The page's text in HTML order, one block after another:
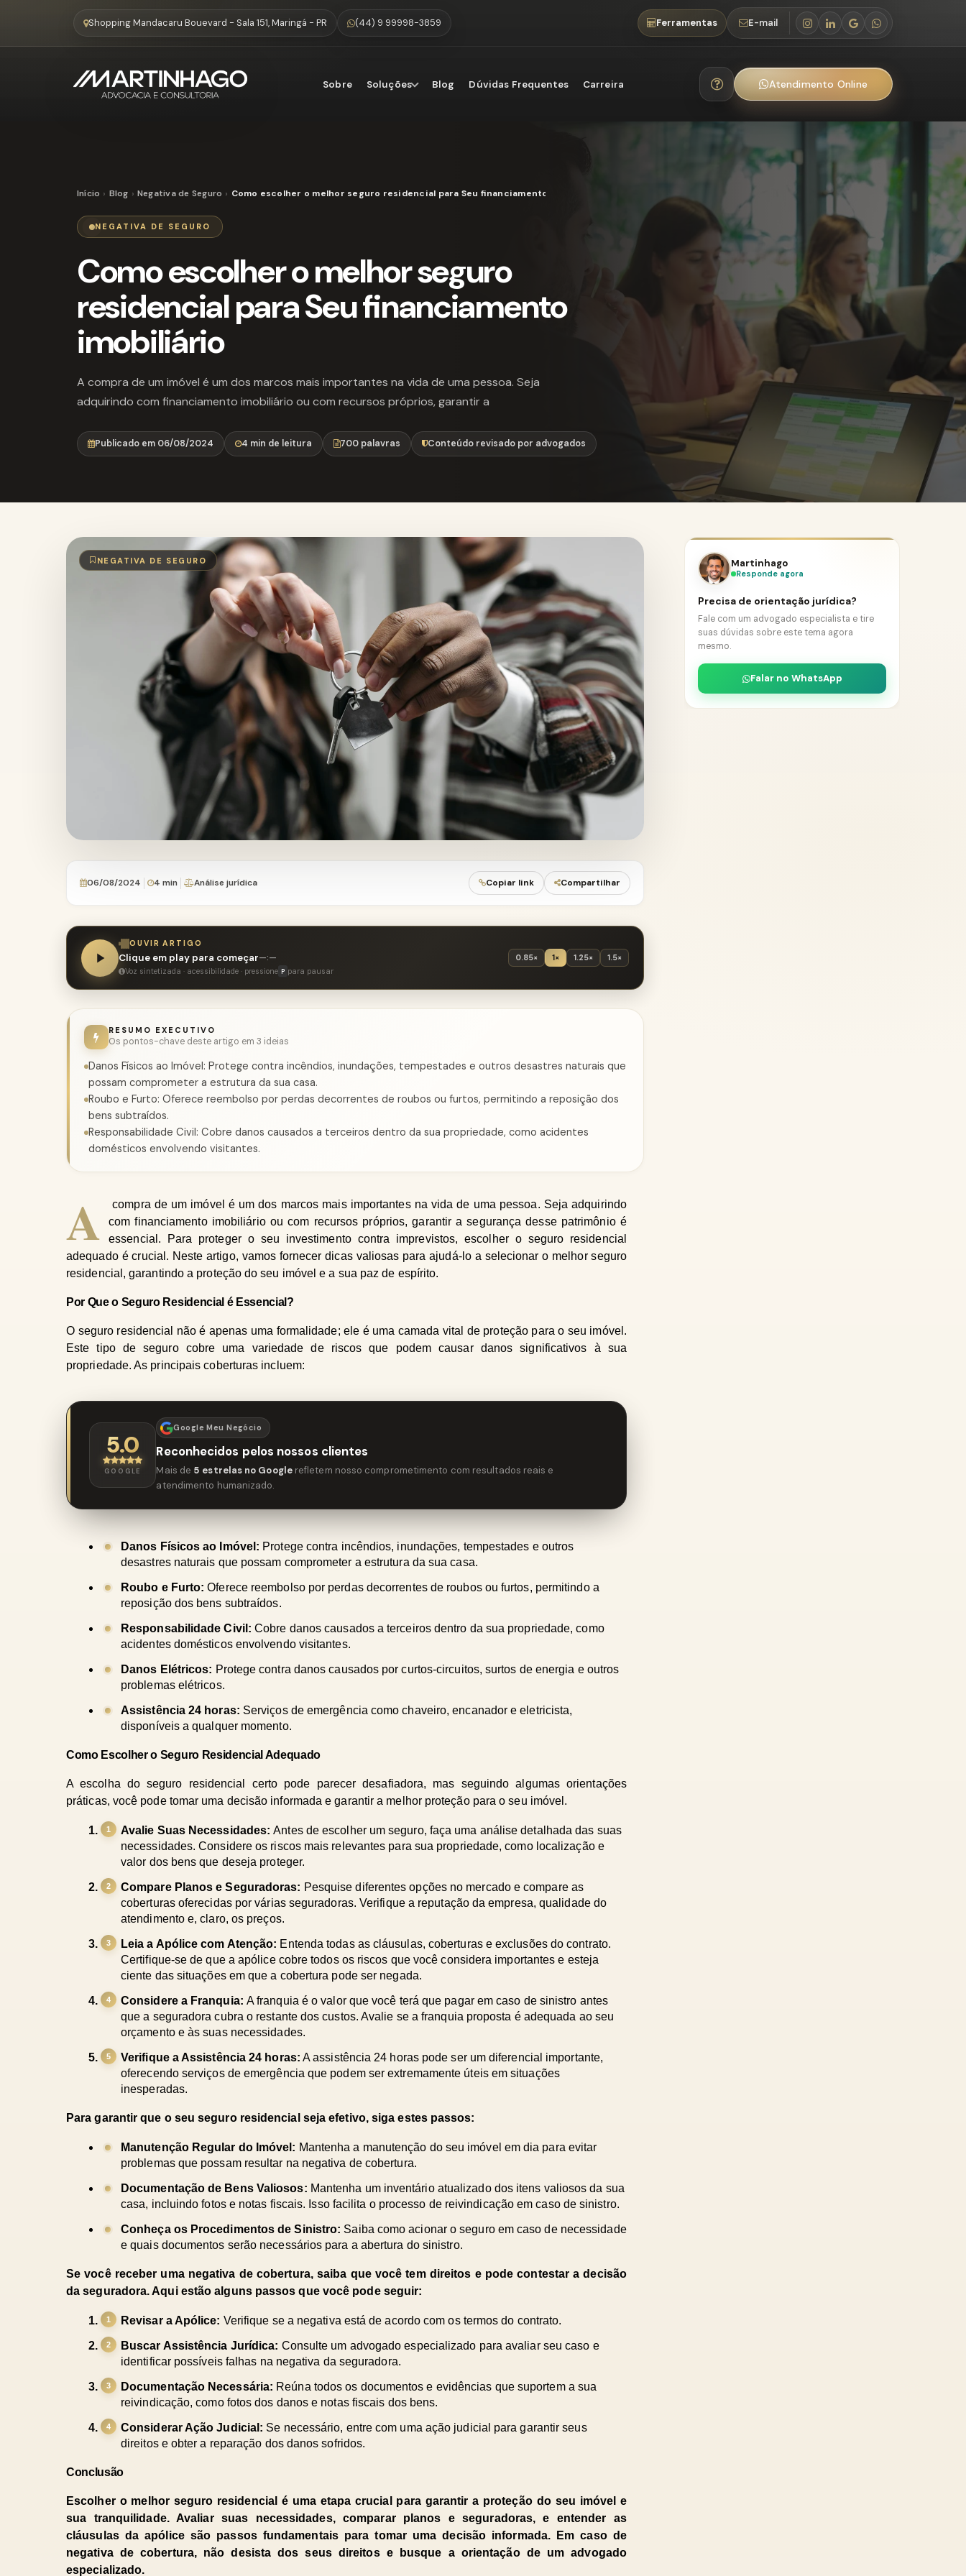
Shopping Mandacaru Bouevard - Sala 151, Maringá - PR (44) 9 99998-3859 Ferramentas E-mail
Sobre Soluções Blog Dúvidas Frequentes Carreira Atendimento Online
Início Blog Negativa de Seguro Como escolher o melhor seguro residencial para Seu financiamento imobiliário
NEGATIVA DE SEGURO
Como escolher o melhor seguro
residencial para Seu financiamento
imobiliário
A compra de um imóvel é um dos marcos mais importantes na vida de uma pessoa. Seja
adquirindo com financiamento imobiliário ou com recursos próprios, garantir a
Publicado em 06/08/2024 4 min de leitura 700 palavras Conteúdo revisado por advogados
NEGATIVA DE SEGURO
06/08/2024 4 min Análise jurídica Copiar link Compartilhar
OUVIR ARTIGO
Clique em play para começar—:— 0.85× 1× 1.25× 1.5×
Voz sintetizada · acessibilidade · pressione P para pausar
RESUMO EXECUTIVO
Os pontos-chave deste artigo em 3 ideias
Danos Físicos ao Imóvel: Protege contra incêndios, inundações, tempestades e outros desastres naturais que
possam comprometer a estrutura da sua casa.
Roubo e Furto: Oferece reembolso por perdas decorrentes de roubos ou furtos, permitindo a reposição dos
bens subtraídos.
Responsabilidade Civil: Cobre danos causados a terceiros dentro da sua propriedade, como acidentes
domésticos envolvendo visitantes.
A
compra de um imóvel é um dos marcos mais importantes na vida de uma pessoa. Seja adquirindo
com financiamento imobiliário ou com recursos próprios, garantir a segurança desse patrimônio é
essencial. Para proteger o seu investimento contra imprevistos, escolher o seguro residencial
adequado é crucial. Neste artigo, vamos fornecer dicas valiosas para ajudá-lo a selecionar o melhor seguro
residencial, garantindo a proteção do seu imóvel e a sua paz de espírito.
Por Que o Seguro Residencial é Essencial?
O seguro residencial não é apenas uma formalidade; ele é uma camada vital de proteção para o seu imóvel.
Este tipo de seguro cobre uma variedade de riscos que podem causar danos significativos à sua
propriedade. As principais coberturas incluem:
5.0
GOOGLE
Google Meu Negócio
Reconhecidos pelos nossos clientes
Mais de 5 estrelas no Googlerefletem nosso comprometimento com resultados reais e
atendimento humanizado.
Danos Físicos ao Imóvel: Protege contra incêndios, inundações, tempestades e outros
desastres naturais que possam comprometer a estrutura da sua casa.
Roubo e Furto: Oferece reembolso por perdas decorrentes de roubos ou furtos, permitindo a
reposição dos bens subtraídos.
Responsabilidade Civil: Cobre danos causados a terceiros dentro da sua propriedade, como
acidentes domésticos envolvendo visitantes.
Danos Elétricos: Protege contra danos causados por curtos-circuitos, surtos de energia e outros
problemas elétricos.
Assistência 24 horas: Serviços de emergência como chaveiro, encanador e eletricista,
disponíveis a qualquer momento.
Como Escolher o Seguro Residencial Adequado
A escolha do seguro residencial certo pode parecer desafiadora, mas seguindo algumas orientações
práticas, você pode tomar uma decisão informada e garantir a melhor proteção para o seu imóvel.
Avalie Suas Necessidades: Antes de escolher um seguro, faça uma análise detalhada das suas
necessidades. Considere os riscos mais relevantes para sua propriedade, como localização e
valor dos bens que deseja proteger.
Compare Planos e Seguradoras: Pesquise diferentes opções no mercado e compare as
coberturas oferecidas por várias seguradoras. Verifique a reputação da empresa, qualidade do
atendimento e, claro, os preços.
Leia a Apólice com Atenção: Entenda todas as cláusulas, coberturas e exclusões do contrato.
Certifique-se de que a apólice cobre todos os riscos que você considera importantes e esteja
ciente das situações em que a cobertura pode ser negada.
Considere a Franquia: A franquia é o valor que você terá que pagar em caso de sinistro antes
que a seguradora cubra o restante dos custos. Avalie se a franquia proposta é adequada ao seu
orçamento e às suas necessidades.
Verifique a Assistência 24 horas: A assistência 24 horas pode ser um diferencial importante,
oferecendo serviços de emergência que podem ser extremamente úteis em situações
inesperadas.
Para garantir que o seu seguro residencial seja efetivo, siga estes passos:
Manutenção Regular do Imóvel: Mantenha a manutenção do seu imóvel em dia para evitar
problemas que possam resultar na negativa de cobertura.
Documentação de Bens Valiosos: Mantenha um inventário atualizado dos itens valiosos da sua
casa, incluindo fotos e notas fiscais. Isso facilita o processo de reivindicação em caso de sinistro.
Conheça os Procedimentos de Sinistro: Saiba como acionar o seguro em caso de necessidade
e quais documentos serão necessários para a abertura do sinistro.
Se você receber uma negativa de cobertura, saiba que você tem direitos e pode contestar a decisão
da seguradora. Aqui estão alguns passos que você pode seguir:
Revisar a Apólice: Verifique se a negativa está de acordo com os termos do contrato.
Buscar Assistência Jurídica: Consulte um advogado especializado para avaliar seu caso e
identificar possíveis falhas na negativa da seguradora.
Documentação Necessária: Reúna todos os documentos e evidências que suportem a sua
reivindicação, como fotos dos danos e notas fiscais dos bens.
Considerar Ação Judicial: Se necessário, entre com uma ação judicial para garantir seus
direitos e obter a reparação dos danos sofridos.
Conclusão
Escolher o melhor seguro residencial é uma etapa crucial para garantir a proteção do seu imóvel e
sua tranquilidade. Avaliar suas necessidades, comparar planos e seguradoras, e entender as
cláusulas da apólice são passos fundamentais para tomar uma decisão informada. Em caso de
negativa de cobertura, não desista dos seus direitos e busque a orientação de um advogado
especializado.
Martinhago
Responde agora
Precisa de orientação jurídica?
Fale com um advogado especialista e tire
suas dúvidas sobre este tema agora
mesmo.
Falar no WhatsApp